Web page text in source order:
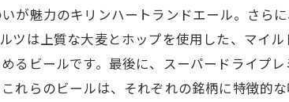
が魅力のキリンハートランドエール。さら
ツは上質な大麦とホップを使用した、マイル
ビールです。最後に、スーパードライプレ
れらのビールは、それぞれの銘柄に特徴的